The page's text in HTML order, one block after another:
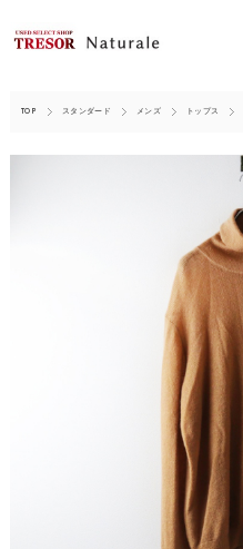
TOP スタンダード メンズ トップス